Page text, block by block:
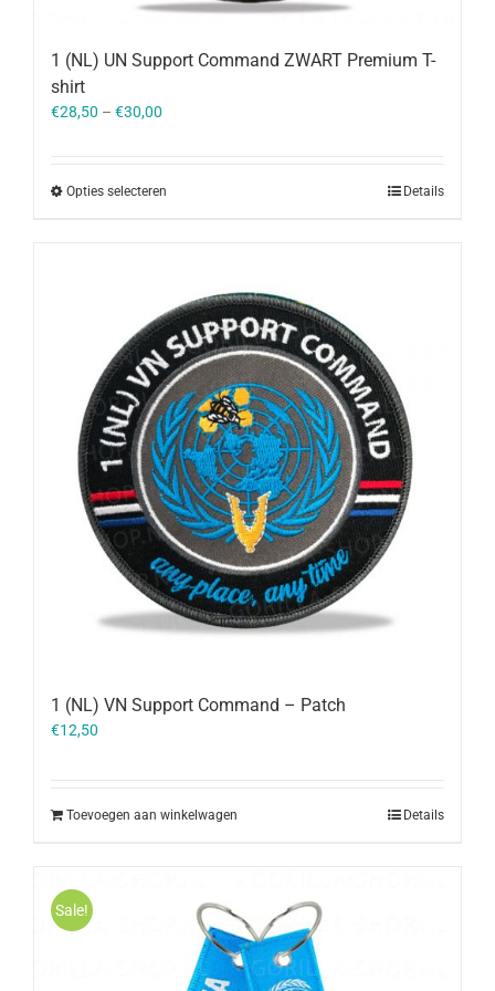
1 (NL) UN Support Command ZWART Premium T-
shirt
€28,50 – €30,00
Opties selecteren Details
1 (NL) VN Support Command – Patch
€12,50
Toevoegen aan winkelwagen Details
Sale!